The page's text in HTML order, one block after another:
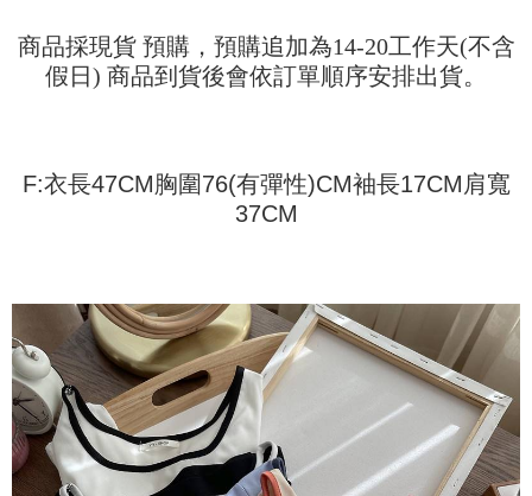
Later selepas pesanan dibuat. Anda perlu mengesahkan nombor telefon
mudah alih anda, memilih bilangan ansuran, dan menetapkan tarikh
akhir pembayaran. Transaksi akan dianggap selesai setelah pembayaran
pada halaman pengesahan transaksi seterusnya.
tidak dipenuhi; butiran penilaian khusus tidak akan didedahkan.
[Arahan Pembayaran]
Pembayaran ansuran melalui OP Pay Later akan dibilkan secara
berasingan dan tidak termasuk dalam bil telekom anda. SMS peringatan
pembayaran akan dihantar selepas kitaran bil bulanan.
Selepas mengakses bil melalui pautan dalam SMS, anda boleh
3. Tiada bayaran diperlukan apabila pesanan disahkan. Produk akan
dihantar ke alamat yang ditetapkan.
4. Setelah pesanan disahkan, anda akan menerima SMS pembayaran
pembayaran di empat kedai serbaneka utama, ATM atau perbankan
dalam talian dengan SMS pembayaran atau pemberitahuan tolak aplikasi
dan mendaftar sebagai ahli AFTEE boleh menikmati tempoh pembayaran
sehingga 45 hari.
Tempoh pembayaran dikira dari masa kedai meminta pembayaran anda,
ditambah dengan bilangan hari yang boleh dilanjutkan oleh AFTEE. Anda
boleh melanjutkan tempoh pembayaran anda sebelum anda menerima
pesanan. Walau bagaimanapun, tiada jaminan bahawa anda boleh
menerima pesanan anda semasa tempoh pembayaran (cth.: produk
prapesanan atau produk yang mungkin mengambil masa yang lebih
Pilihan Penghantaran
全家取貨付款
NT$45/pesanan
付款 後7-11取貨
NT$45/pesanan | Penghantaran percuma untuk pesanan
NT$499 atau lebih
宅配
NT$70/pesanan | Penghantaran percuma untuk pesanan
商品採現貨 預購，預購追加為14-20工作天(不含
假日) 商品到貨後會依訂單順序安排出貨。
F:衣長47CM胸圍76(有彈性)CM袖長17CM肩寬
37CM